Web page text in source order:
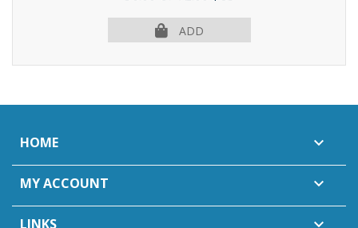
ADD
HOME 
MY ACCOUNT 
LINKS